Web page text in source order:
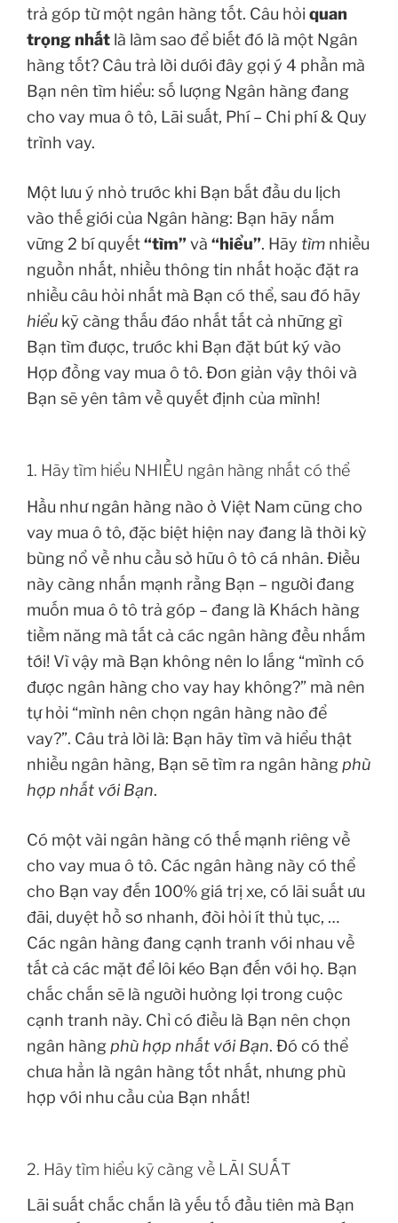
trả góp từ một ngân hàng tốt. Câu hỏi quan
trọng nhất là làm sao để biết đó là một Ngân
hàng tốt? Câu trả lời dưới đây gợi ý 4 phần mà
Bạn nên tìm hiểu: số lượng Ngân hàng đang
cho vay mua ô tô, Lãi suất, Phí – Chi phí & Quy
trình vay.
Một lưu ý nhỏ trước khi Bạn bắt đầu du lịch
vào thế giới của Ngân hàng: Bạn hãy nắm
vững 2 bí quyết“tìm”và “hiểu”. Hãy tìm nhiều
nguồn nhất, nhiều thông tin nhất hoặc đặt ra
nhiều câu hỏi nhất mà Bạn có thể, sau đó hãy
hiểu kỹ càng thấu đáo nhất tất cả những gì
Bạn tìm được, trước khi Bạn đặt bút ký vào
Hợp đồng vay mua ô tô. Đơn giản vậy thôi và
Bạn sẽ yên tâm về quyết định của mình!
1. Hãy tìm hiểu NHIỀU ngân hàng nhất có thể
Hầu như ngân hàng nào ở Việt Nam cũng cho
vay mua ô tô, đặc biệt hiện nay đang là thời kỳ
bùng nổ về nhu cầu sở hữu ô tô cá nhân. Điều
này càng nhấn mạnh rằng Bạn – người đang
muốn mua ô tô trả góp – đang là Khách hàng
tiềm năng mà tất cả các ngân hàng đều nhắm
tới! Vì vậy mà Bạn không nên lo lắng “mình có
được ngân hàng cho vay hay không?” mà nên
tự hỏi “mình nên chọn ngân hàng nào để
vay?”. Câu trả lời là: Bạn hãy tìm và hiểu thật
nhiều ngân hàng, Bạn sẽ tìm ra ngân hàng phù
hợp nhất với Bạn.
Có một vài ngân hàng có thế mạnh riêng về
cho vay mua ô tô. Các ngân hàng này có thể
cho Bạn vay đến 100% giá trị xe, có lãi suất ưu
đãi, duyệt hồ sơ nhanh, đòi hỏi ít thủ tục, …
Các ngân hàng đang cạnh tranh với nhau về
tất cả các mặt để lôi kéo Bạn đến với họ. Bạn
chắc chắn sẽ là người hưởng lợi trong cuộc
cạnh tranh này. Chỉ có điều là Bạn nên chọn
ngân hàng phù hợp nhất với Bạn. Đó có thể
chưa hẳn là ngân hàng tốt nhất, nhưng phù
hợp với nhu cầu của Bạn nhất!
2. Hãy tìm hiểu kỹ càng về LÃI SUẤT
Lãi suất chắc chắn là yếu tố đầu tiên mà Bạn